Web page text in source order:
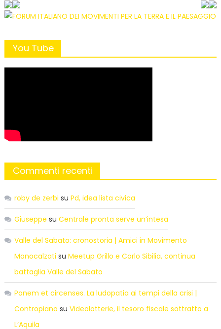
You Tube
Commenti recenti
roby de zerbi su Pd, idea lista civica
Giuseppe su Centrale pronta serve un’intesa
Valle del Sabato: cronostoria | Amici in Movimento
Manocalzati su Meetup Grillo e Carlo Sibilia, continua
battaglia Valle del Sabato
Panem et circenses. La ludopatia ai tempi della crisi |
Contropiano su Videolotterie, il tesoro fiscale sottratto a
L’Aquila